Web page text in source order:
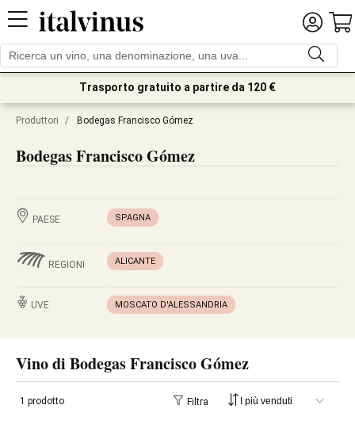
Trasporto gratuito a partire da 120 €
Produttori / Bodegas Francisco Gómez
Bodegas Francisco Gómez
PAESE SPAGNA
REGIONI ALICANTE
UVE MOSCATO D'ALESSANDRIA
Vino di Bodegas Francisco Gómez
1 prodotto Filtra